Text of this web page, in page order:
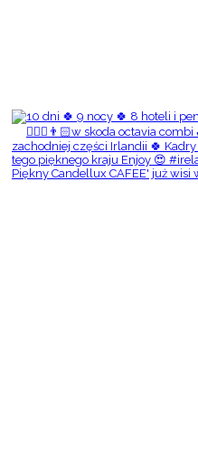
Piękny Candellux CAFEE' już wisi